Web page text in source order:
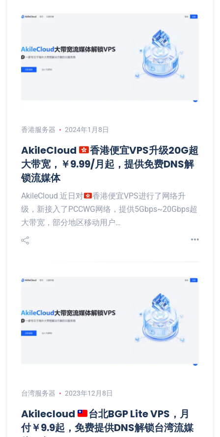
香港服务器 2024年1月8日
AkileCloud
香港便宜VPS升级20G超
大带宽，￥9.99/月起，提供免费DNS解
锁流媒体
AkileCloud 近日对
香港便宜VPS进行了网络升
级，新接入了PCCWG网络，提供5Gbps~20Gbps超
大带宽，部分地区移动用户…
台湾服务器 2023年12月8日
Akilecloud
台北BGP Lite VPS，月
付￥9.9起，免费提供DNS解锁台湾流媒